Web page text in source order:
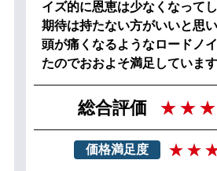
イズ的に恩恵は少なくなって
期待は持たない方がいいと思い
頭が痛くなるようなロードノ
たのでおおよそ満足しています
総合評価
価格満足度